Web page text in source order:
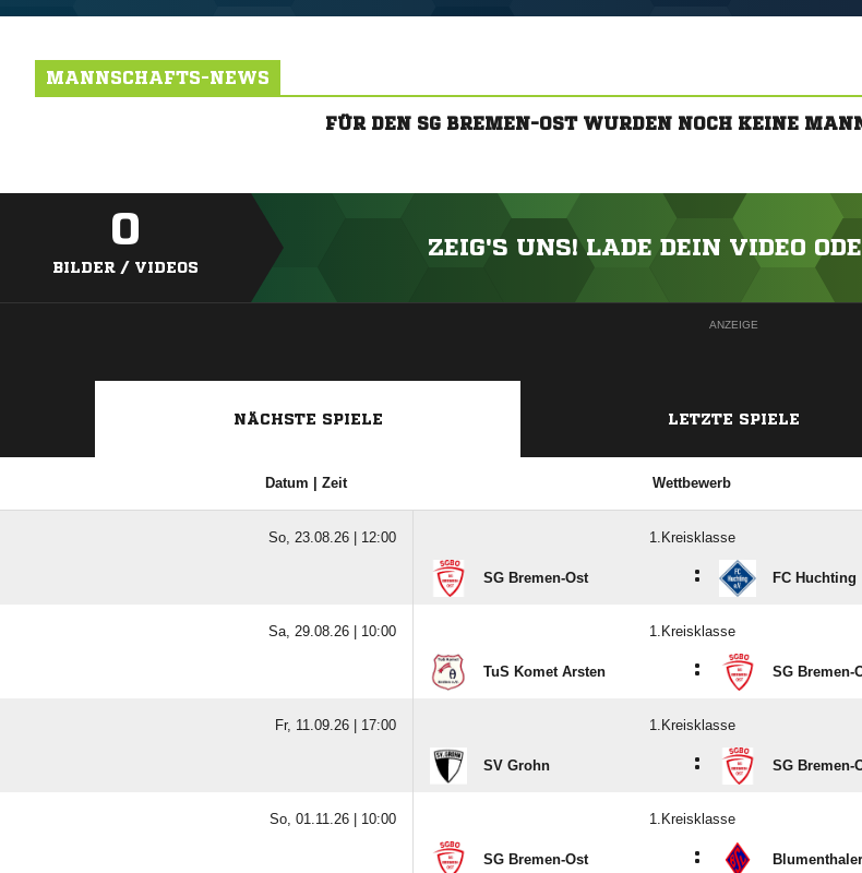
MANNSCHAFTS-NEWS
FÜR DEN SG BREMEN-OST WURDEN NOCH KEINE
0
BILDER / VIDEOS
ZEIG'S UNS! LADE DEIN VIDEO
ANZEIGE
NÄCHSTE SPIELE LETZTE SPIELE
Datum | Zeit Wettbewerb
So, 23.08.26 | 12:00 1.Kreisklasse
SG Bremen-Ost : FC Huchting
Sa, 29.08.26 | 10:00 1.Kreisklasse
TuS Komet Arsten : SG Bremen-
Fr, 11.09.26 | 17:00 1.Kreisklasse
SV Grohn : SG Bremen-
So, 01.11.26 | 10:00 1.Kreisklasse
SG Bremen-Ost :